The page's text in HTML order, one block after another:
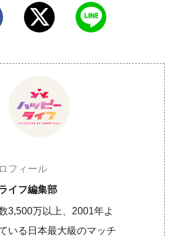
フィール
イフ編集部
3,500万以上、2001年よ
いる日本最大級のマッチ